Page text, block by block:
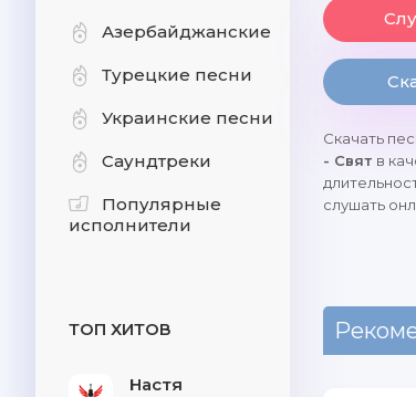
Азербайджанские
Турецкие песни
Украинские песни
Саундтреки
Популярные
исполнители
ТОП ХИТОВ
Настя
Скачать
- Свят в
слушать